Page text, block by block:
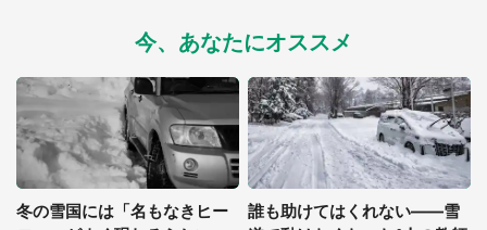
今、あなたにオススメ
冬の雪国には「名もなきヒー
誰も助けてはくれない――雪